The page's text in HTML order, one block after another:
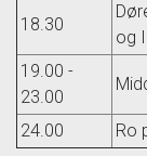
18.30
og
19.00 -
23.00
24.00 Ro